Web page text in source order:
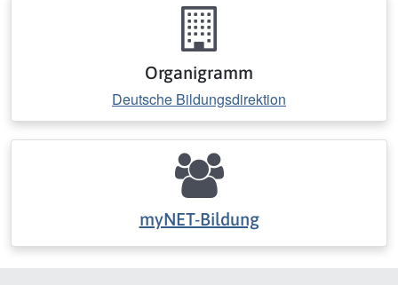
Organigramm
Deutsche Bildungsdirektion
myNET-Bildung